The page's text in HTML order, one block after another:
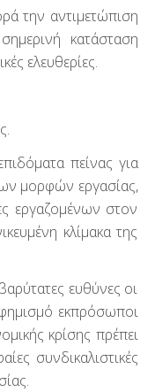
την αντιμετώπιση
κατάσταση
ελευθερίες.
πείνας για
μορφών εργασίας,
εργαζομένων στον
κλίμακα της
ευθύνες οι
εκπρόσωποι
κρίσης πρέπει
συνδικαλιστικές